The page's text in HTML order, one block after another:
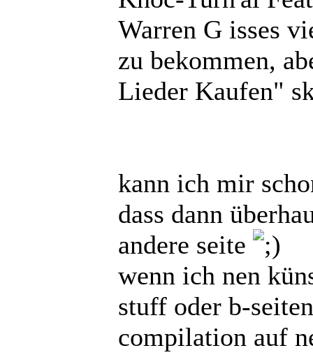
Warren G isses
zu bekommen,
Lieder Kaufen"
kann ich mir
dass dann
andere seite
wenn ich nen
stuff oder b-
compilation auf